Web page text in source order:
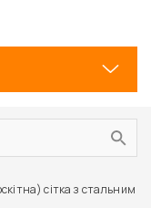
сітка з стальним